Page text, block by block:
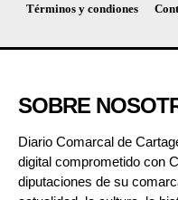
Términos y condiones
SOBRE
Diario Comarcal de
digital comprometido con
diputaciones de su